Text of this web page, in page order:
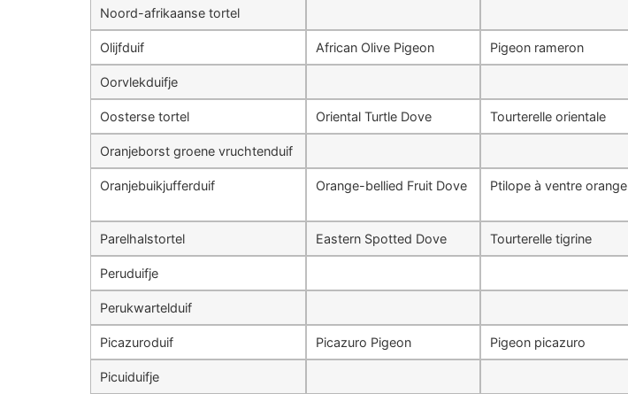
Noord-afrikaanse tortel
Olijfduif African Olive Pigeon Pigeon rameron
Oorvlekduifje
Oosterse tortel Oriental Turtle Dove Tourterelle orientale
Oranjeborst groene vruchtenduif
Oranjebuikjufferduif Orange-bellied Fruit Dove Ptilope à ventre orange
Parelhalstortel Eastern Spotted Dove Tourterelle tigrine
Peruduifje
Perukwartelduif
Picazuroduif Picazuro Pigeon Pigeon picazuro
Picuiduifje